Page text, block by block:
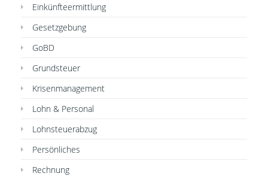
Einkünfteermittlung
Gesetzgebung
GoBD
Grundsteuer
Krisenmanagement
Lohn & Personal
Lohnsteuerabzug
Persönliches
Rechnung